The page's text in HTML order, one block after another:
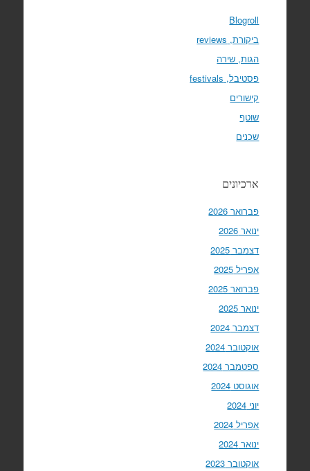
Blogroll
ביקורת, reviews
הגות, שירה
פסטיבל, festivals
קישורים
שוטף
שכנים
ארכיונים
פברואר 2026
ינואר 2026
דצמבר 2025
אפריל 2025
פברואר 2025
ינואר 2025
דצמבר 2024
אוקטובר 2024
ספטמבר 2024
אוגוסט 2024
יוני 2024
אפריל 2024
ינואר 2024
אוקטובר 2023